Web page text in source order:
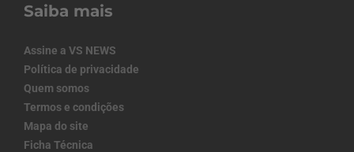
Saiba mais
Assine a VS NEWS
Política de privacidade
Quem somos
Termos e condições
Mapa do site
Ficha Técnica